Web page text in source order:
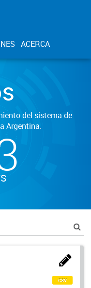
ACERCA
del sistema de
Argentina.
csv